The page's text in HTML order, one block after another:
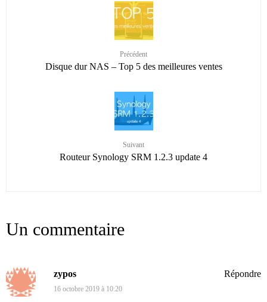
Précédent
Disque dur NAS – Top 5 des meilleures ventes
Suivant
Routeur Synology SRM 1.2.3 update 4
Un commentaire
zypos
16 octobre 2019 à 10:20
Répondre